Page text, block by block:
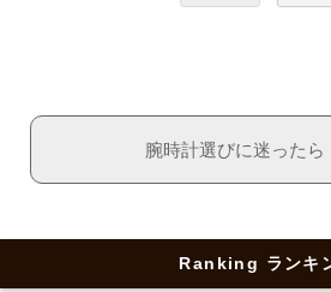
腕時計選びに迷っ
Ranking ランキ